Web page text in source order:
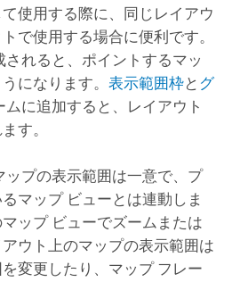
使用する際に、同じレイアウ
で使用する場合に便利です。
れると、ポイントするマッ
になります。 表示範囲枠と グ
ムに追加すると、レイアウト
す。
ップの表示範囲は一意で、プ
マップ ビューとは連動しま
ップ ビューでズームまたは
ウト上のマップの表示範囲は
変更したり、マップ フレー